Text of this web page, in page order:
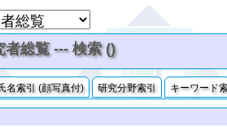
者総覧 --- 検索 ()
名索引 (顔写真付) 研究分野索引 キーワード